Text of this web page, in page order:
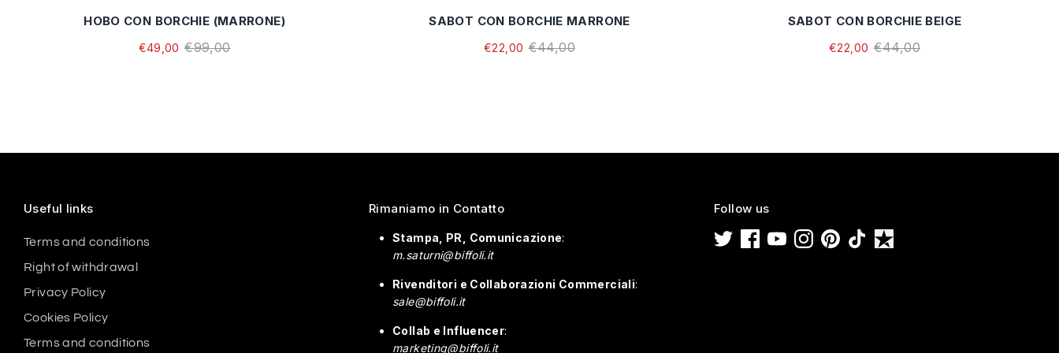
HOBO CON BORCHIE (MARRONE)
€49,00 €99,00
SABOT CON BORCHIE MARRONE
€22,00 €44,00
SABOT CON BORCHIE BEIGE
€22,00 €44,00
Useful links
Terms and conditions
Right of withdrawal
Privacy Policy
Cookies Policy
Terms and conditions
Rimaniamo in Contatto
Stampa, PR, Comunicazione:
m.saturni@biffoli.it
Rivenditori e Collaborazioni Commerciali:
sale@biffoli.it
Collab e Influencer:
marketing@biffoli.it
Follow us